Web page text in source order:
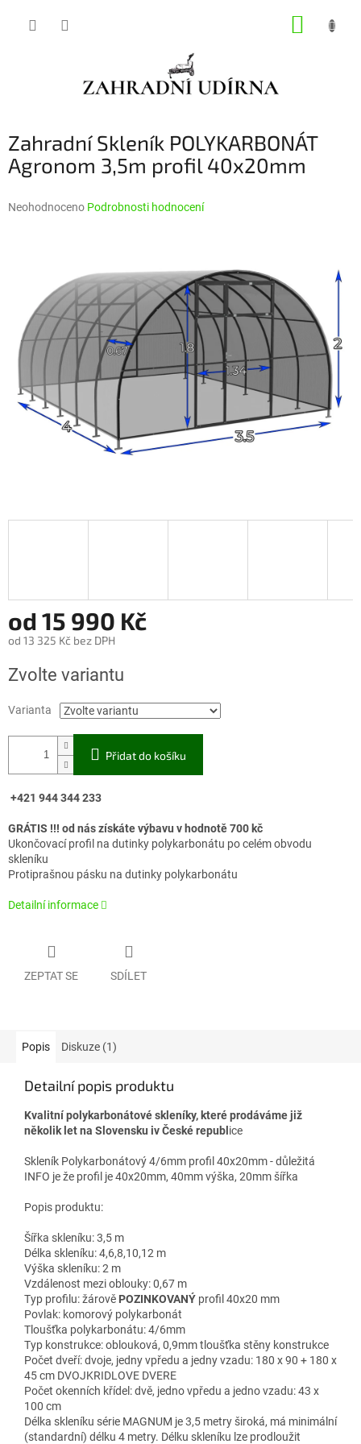
Zahradní Skleník POLYKARBONÁT
Agronom 3,5m profil 40x20mm
Průměrné
hvězdiček.
Neohodnoceno Podrobnosti hodnocení
od 15 990 Kč
od 13 325 Kč bez DPH
cena:
Zvolte variantu
Varianta
Přidat do košíku
+421 944 344 233
GRÁTIS !!! od nás získáte výbavu v hodnotě 700 kč
Ukončovací profil na dutinky polykarbonátu po celém obvodu
skleníku
Protiprašnou pásku na dutinky polykarbonátu
Detailní informace
ZEPTAT SE SDÍLET
Popis Diskuze (1)
Detailní popis produktu
Kvalitní polykarbonátové skleníky, které prodáváme již
několik let na Slovensku iv České republ ice
Skleník Polykarbonátový 4/6mm profil 40x20mm - důležitá
INFO je že profil je 40x20mm, 40mm výška, 20mm šířka
Popis produktu:
Šířka skleníku: 3,5 m
Délka skleníku: 4,6,8,10,12 m
Výška skleníku: 2 m
Vzdálenost mezi oblouky: 0,67 m
Typ profilu: žárově POZINKOVANÝ profil 40x20 mm
Povlak: komorový polykarbonát
Tloušťka polykarbonátu: 4/6mm
Typ konstrukce: oblouková, 0,9mm tloušťka stěny konstrukce
Počet dveří: dvoje, jedny vpředu a jedny vzadu: 180 x 90 + 180 x
45 cm DVOJKRIDLOVE DVERE
Počet okenních křídel: dvě, jedno vpředu a jedno vzadu: 43 x
100 cm
Délka skleníku série MAGNUM je 3,5 metry široká, má minimální
(standardní) délku 4 metry. Délku skleníku lze prodloužit